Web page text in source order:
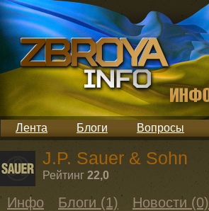
Лента Блоги Вопросы
J.P. Sauer & Sohn
Рейтинг 22,0
Инфо Блоги (1) Новости (0)